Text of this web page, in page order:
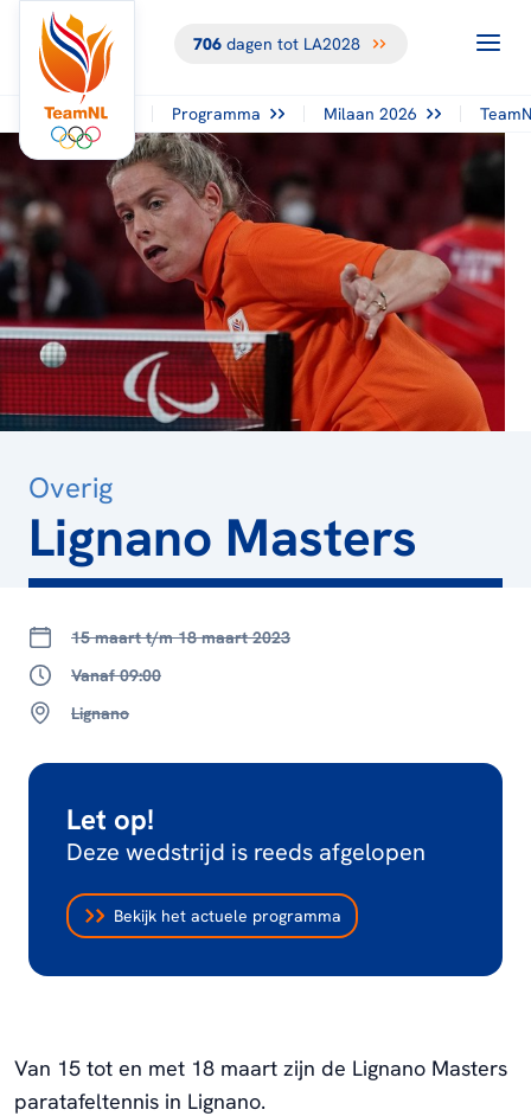
706dagen tot LA2028
Programma Milaan 2026
Overig
Lignano Masters
15 maart t/m 18 maart 2023
Vanaf 09:00
Lignano
Let op!
Deze wedstrijd is reeds afgelopen
Bekijk het actuele programma
TERUG NAAR
OVERZICHT
Van 15 tot en met 18 maart zijn de Lignano Masters
paratafeltennis in Lignano.